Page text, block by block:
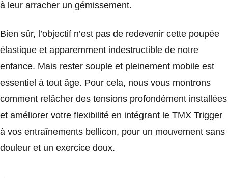
à leur arracher un gémissement.
Bien sûr, l’objectif n’est pas de redevenir cette poupée
élastique et apparemment indestructible de notre
enfance. Mais rester souple et pleinement mobile est
essentiel à tout âge. Pour cela, nous vous montrons
comment relâcher des tensions profondément installées
et améliorer votre flexibilité en intégrant le TMX Trigger
à vos entraînements bellicon, pour un mouvement sans
douleur et un exercice doux.